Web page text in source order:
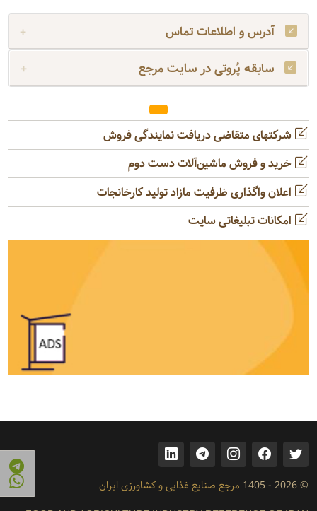
آدرس و اطلاعات تماس
سابقه پُروتی در سایت مرجع
شرکتهای متقاضی دریافت نمایندگی فروش
خرید و فروش ماشین‌آلات دست دوم
اعلان واگذاری ظرفیت مازاد تولید کارخانجات
امکانات تبلیغاتی سایت
© 2026 - 1405 مرجع صنایع غذایی و کشاورزی ایران